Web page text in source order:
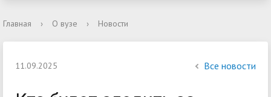
Главная › О вузе › Новости
11.09.2025 Все новости